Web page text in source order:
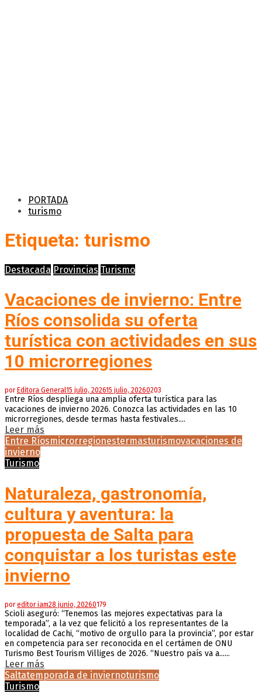
PORTADA
turismo
Etiqueta: turismo
Destacada Provincias Turismo
Vacaciones de invierno: Entre
Ríos consolida su oferta
turística con actividades en sus
10 microrregiones
por Editora General15 julio, 202615 julio, 20260203
Entre Ríos despliega una amplia oferta turística para las
vacaciones de invierno 2026. Conozca las actividades en las 10
microrregiones, desde termas hasta festivales....
Leer más
Entre Ríosmicrorregionestermasturismovacaciones de
invierno
Turismo
Naturaleza, gastronomía,
cultura y aventura: la
propuesta de Salta para
conquistar a los turistas este
invierno
poreditor iam28 junio, 20260179
Scioli aseguró: “Tenemos las mejores expectativas para la
temporada”, a la vez que felicitó a los representantes de la
localidad de Cachi, “motivo de orgullo para la provincia”, por estar
en competencia para ser reconocida en el certámen de ONU
Turismo Best Tourism Villiges de 2026. “Nuestro país va a......
Leer más
Saltatemporada de inviernoturismo
Turismo